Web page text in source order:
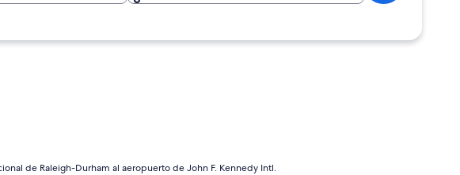
de Raleigh-Durham al aeropuerto de John F. Kennedy Intl.